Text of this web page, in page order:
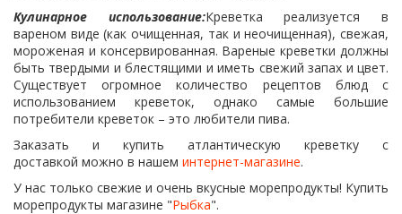
Кулинарное использование:Креветка реализуется в
вареном виде (как очищенная, так и неочищенная), свежая,
мороженая и консервированная. Вареные креветки должны
быть твердыми и блестящими и иметь свежий запах и цвет.
Существует огромное количество рецептов блюд с
использованием креветок, однако самые большие
потребители креветок – это любители пива.
Заказать и купить атлантическую креветку с
доставкой можно в нашем интернет-магазине.
У нас только свежие и очень вкусные морепродукты! Купить
морепродукты магазине "Рыбка".